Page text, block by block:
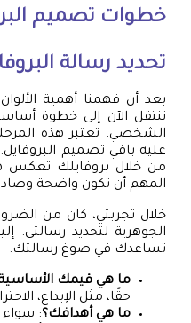
خطوات تصميم
تحديد رسالة
بعد أن فهمنا أهمية
ننتقل الآن إلى خطوة
الشخصي. تعتبر هذه
عليه باقي تصميم
من خلال بروفايلك
المهم أن تكون واضحة
خلال تجربتي، كان من
الجوهرية لتحديد رسالتي.
تساعدك في صوغ رسالتك:
ما هي قيمك
حقًا، مثل الإبداع،
ما هي أهدافك؟: سواء